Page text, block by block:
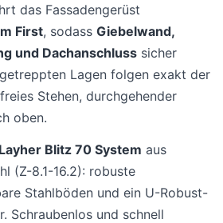
das Fassadengerüst
First, sodass Giebelwand,
und Dachanschluss sicher
Lagen folgen exakt der
Stehen, durchgehender
oben.
Layher Blitz 70 System aus
(Z-8.1-16.2): robuste
Stahlböden und ein U-Robust-
Schraubenlos und schnell